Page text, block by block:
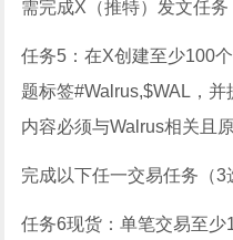
需完成X（推特）发文任务
任务5：在X创建至少100
题标签#Walrus,$WAL，并
内容必须与Walrus相关且
完成以下任一交易任务（3
任务6现货：单笔交易至少